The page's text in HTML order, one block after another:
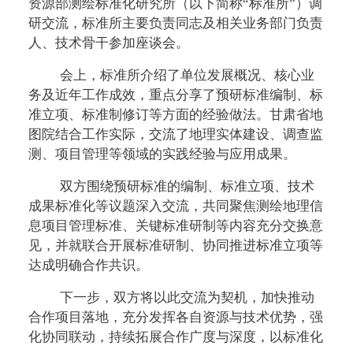
资源部测绘标准化研究所（以下简称“标准所”）调
研交流，标准所主要负责同志及相关业务部门负责
人、技术骨干参加座谈会。
会上，标准所介绍了单位发展概况、核心业
务及近年工作成效，重点分享了预研标准编制、标
准立项、标准制修订等方面的经验做法。甘肃省地
图院结合工作实际，交流了地理实体建设、调查监
测、项目管理等领域的实践经验与应用成果。
双方围绕预研标准的编制、标准立项、技术
成果标准化等议题深入交流，共同聚焦测绘地理信
息项目管理标准、关键标准研制等内容充分交换意
见，并就联合开展标准研制、协同推进标准立项等
达成明确合作共识。
下一步，双方将以此交流为契机，加快推动
合作项目落地，充分发挥各自资源与技术优势，强
化协同联动，持续拓展合作广度与深度，以标准化